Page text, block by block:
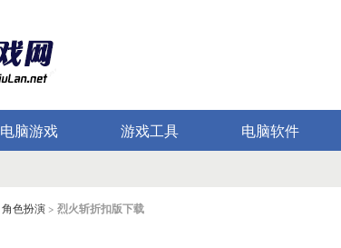
电脑游戏 游戏工具 电脑软件
角色扮演 > 烈火斩折扣版下载